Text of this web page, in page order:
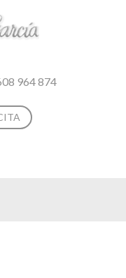
964 874